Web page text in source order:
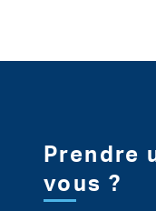
Prendre
vous ?